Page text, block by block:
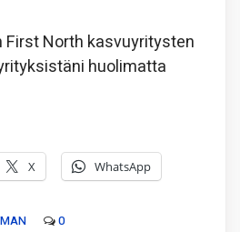
First North kasvuyritysten
huolimatta
X WhatsApp
0